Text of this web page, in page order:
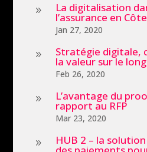
9 La digitalisation
l’assurance en
Jan 27, 2020
9 Stratégie digitale,
la valeur sur le
Feb 26, 2020
9 L’avantage du
rapport au RFP
Mar 23, 2020
9 HUB 2 – la